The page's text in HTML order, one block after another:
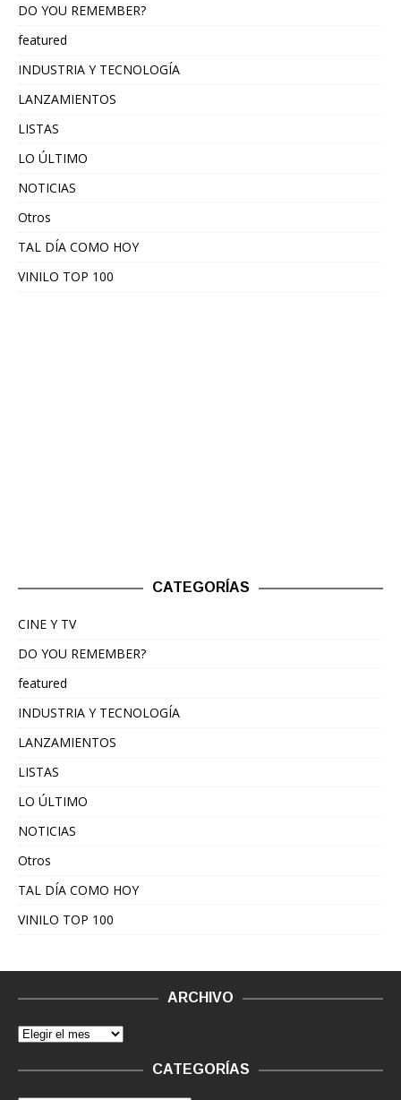
DO YOU REMEMBER?
featured
INDUSTRIA Y TECNOLOGÍA
LANZAMIENTOS
LISTAS
LO ÚLTIMO
NOTICIAS
Otros
TAL DÍA COMO HOY
VINILO TOP 100
CATEGORÍAS
CINE Y TV
DO YOU REMEMBER?
featured
INDUSTRIA Y TECNOLOGÍA
LANZAMIENTOS
LISTAS
LO ÚLTIMO
NOTICIAS
Otros
TAL DÍA COMO HOY
VINILO TOP 100
ARCHIVO
CATEGORÍAS